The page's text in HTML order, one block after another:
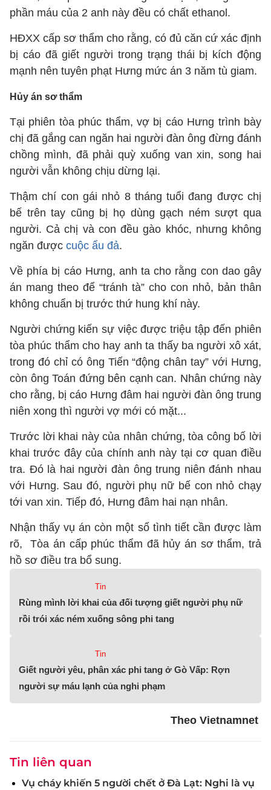
phần máu của 2 anh này đều có chất ethanol.
HĐXX cấp sơ thẩm cho rằng, có đủ căn cứ xác định
bị cáo đã giết người trong trạng thái bị kích động
mạnh nên tuyên phạt Hưng mức án 3 năm tù giam.
Hủy án sơ thẩm
Tại phiên tòa phúc thẩm, vợ bị cáo Hưng trình bày
chị đã gắng can ngăn hai người đàn ông đừng đánh
chồng mình, đã phải quỳ xuống van xin, song hai
người vẫn không chịu dừng lại.
Thậm chí con gái nhỏ 8 tháng tuổi đang được chị
bế trên tay cũng bị họ dùng gạch ném sượt qua
người. Cả chị và con đều gào khóc, nhưng không
ngăn được cuộc ẩu đả.
Về phía bị cáo Hưng, anh ta cho rằng con dao gây
án mang theo để “tránh tà” cho con nhỏ, bản thân
không chuẩn bị trước thứ hung khí này.
Người chứng kiến sự việc được triệu tập đến phiên
tòa phúc thẩm cho hay anh ta thấy ba người xô xát,
trong đó chỉ có ông Tiến “động chân tay” với Hưng,
còn ông Toán đứng bên cạnh can. Nhân chứng này
cho rằng, bị cáo Hưng đâm hai người đàn ông trung
niên xong thì người vợ mới có mặt...
Trước lời khai này của nhân chứng, tòa công bố lời
khai trước đây của chính anh này tại cơ quan điều
tra. Đó là hai người đàn ông trung niên đánh nhau
với Hưng. Sau đó, người phụ nữ bế con nhỏ chạy
tới van xin. Tiếp đó, Hưng đâm hai nạn nhân.
Nhận thấy vụ án còn một số tình tiết cần được làm
rõ, Tòa án cấp phúc thẩm đã hủy án sơ thẩm, trả
hồ sơ điều tra bổ sung.
Tin
Rùng mình lời khai của đối tượng giết người phụ nữ
rồi trói xác ném xuống sông phi tang
Tin
Giết người yêu, phân xác phi tang ở Gò Vấp: Rợn
người sự máu lạnh của nghi phạm
Theo Vietnamnet
Tin liên quan
Vụ cháy khiến 5 người chết ở Đà Lạt: Nghi là vụ